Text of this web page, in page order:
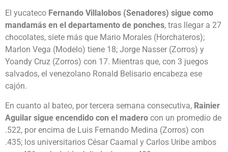
El yucateco Fernando Villalobos (Senadores) sigue como
mandamás en el departamento de ponches, tras llegar a 27
chocolates, siete más que Mario Morales (Horchateros);
Marlon Vega (Modelo) tiene 18; Jorge Nasser (Zorros) y
Yoandy Cruz (Zorros) con 17. Mientras que, con 3 juegos
salvados, el venezolano Ronald Belisario encabeza ese
cajón.
En cuanto al bateo, por tercera semana consecutiva, Rainier
Aguilar sigue encendido con el madero con un promedio de
.522, por encima de Luis Fernando Medina (Zorros) con
.435; los universitarios César Caamal y Carlos Uribe ambos